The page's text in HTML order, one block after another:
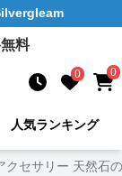
料
0 0
人気ランキング
クセサリー 天然石